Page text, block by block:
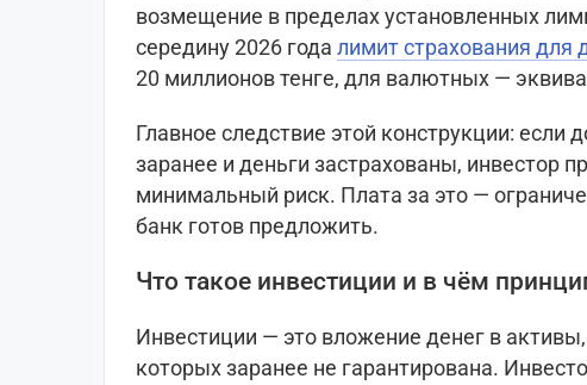
возмещение в пределах установленных
середину 2026 года лимит страхования для
20 миллионов тенге, для валютных —
Главное следствие этой конструкции: если
заранее и деньги застрахованы, инвестор
минимальный риск. Плата за это —
банк готов предложить.
Что такое инвестиции и в чём
Инвестиции — это вложение денег в
которых заранее не гарантирована.